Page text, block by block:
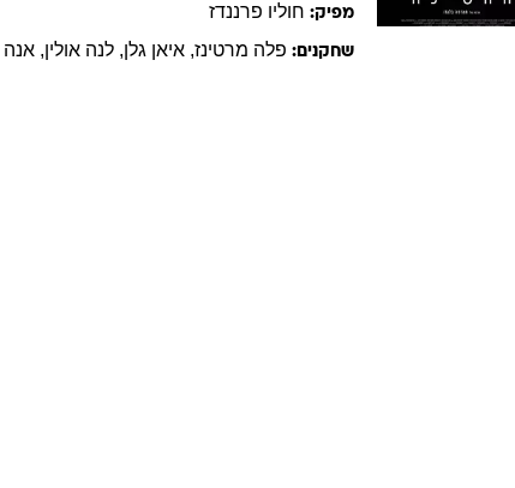
מפיק: חוליו פרננדז
שחקנים: פלה מרטינז, איאן גלן, לנה אולין, אנה